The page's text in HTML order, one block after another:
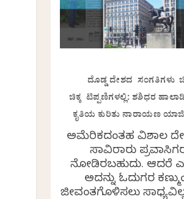
ದೊಡ್ಡ ದೇಶದ ಸಂಗತಿಗಳು
ಚಿಕ್ಕ ಟಿಪ್ಪಣಿಗಳಲ್ಲಿ: ಶಶಿಧರ
ಕೃತಿಯ ಕುರಿತು ನಾರಾಯಣ
ಅಮೆರಿಕದಂತಹ ವಿಶಾಲ
ಸಾವಿರಾರು
ನೋಡಿರಬಹುದು. ಆದರೆ
ಅದನ್ನು ಓದುಗರ
ಜೀವಂತಗೊಳಿಸಲು